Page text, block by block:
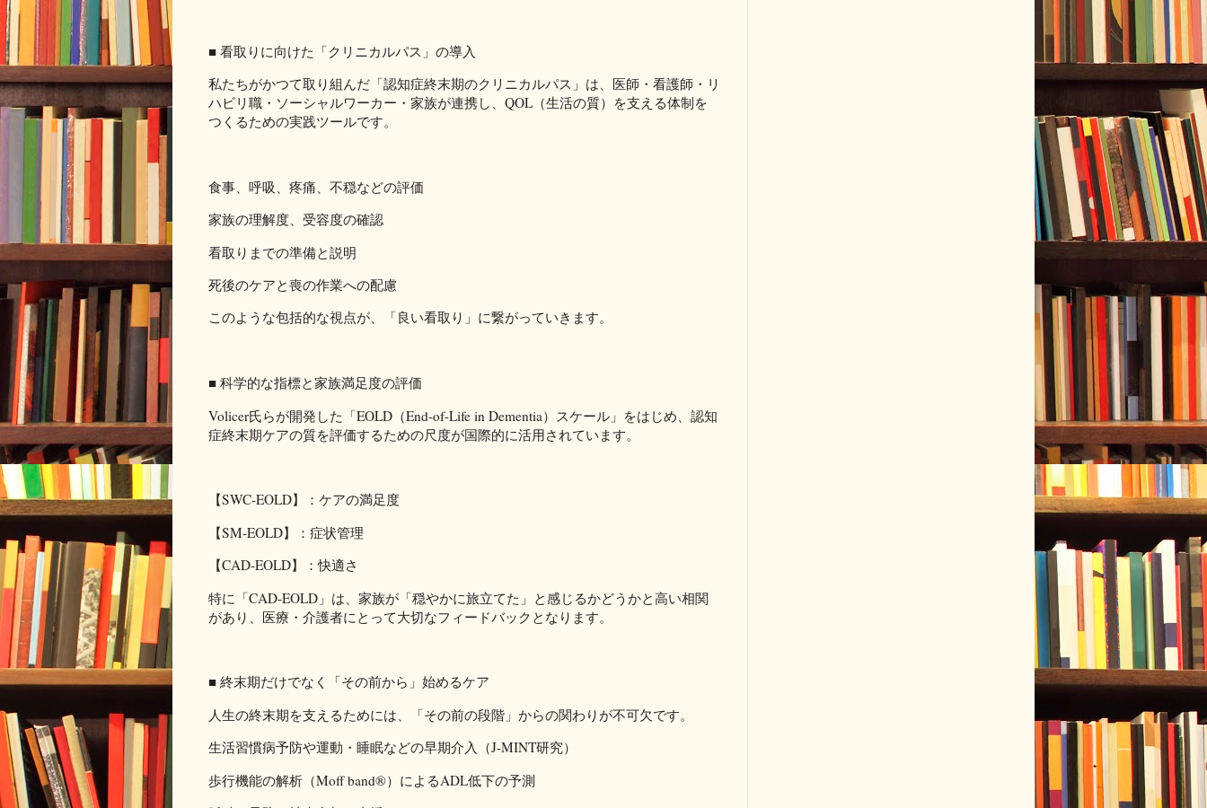
■ 看取りに向けた「クリニカルパス」の導入
私たちがかつて取り組んだ「認知症終末期のクリニカルパス」は、医師・看護師・リ
ハビリ職・ソーシャルワーカー・家族が連携し、QOL（生活の質）を支える体制を
つくるための実践ツールです。
食事、呼吸、疼痛、不穏などの評価
家族の理解度、受容度の確認
看取りまでの準備と説明
死後のケアと喪の作業への配慮
このような包括的な視点が、「良い看取り」に繋がっていきます。
■ 科学的な指標と家族満足度の評価
Volicer氏らが開発した「EOLD（End-of-Life in Dementia）スケール」をはじめ、認知
症終末期ケアの質を評価するための尺度が国際的に活用されています。
【SWC-EOLD】：ケアの満足度
【SM-EOLD】：症状管理
【CAD-EOLD】：快適さ
特に「CAD-EOLD」は、家族が「穏やかに旅立てた」と感じるかどうかと高い相関
があり、医療・介護者にとって大切なフィードバックとなります。
■ 終末期だけでなく「その前から」始めるケア
人生の終末期を支えるためには、「その前の段階」からの関わりが不可欠です。
生活習慣病予防や運動・睡眠などの早期介入（J-MINT研究）
歩行機能の解析（Moff band®）によるADL低下の予測